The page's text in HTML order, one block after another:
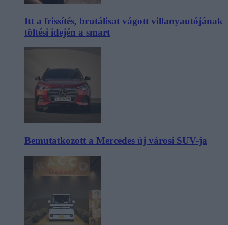
Itt a frissítés, brutálisat vágott villanyautójának
töltési idején a smart
Bemutatkozott a Mercedes új városi SUV-ja